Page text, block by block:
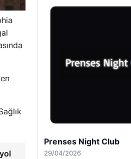
Prenses Night Club
29/04/2026